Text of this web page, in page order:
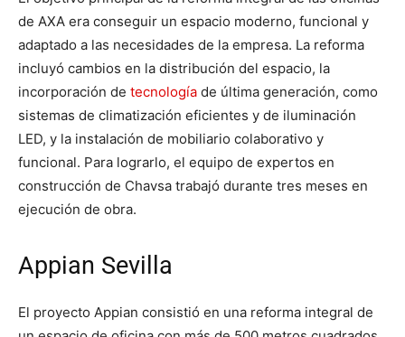
de AXA era conseguir un espacio moderno, funcional y
adaptado a las necesidades de la empresa. La reforma
incluyó cambios en la distribución del espacio, la
incorporación de tecnología de última generación, como
sistemas de climatización eficientes y de iluminación
LED, y la instalación de mobiliario colaborativo y
funcional. Para lograrlo, el equipo de expertos en
construcción de Chavsa trabajó durante tres meses en
ejecución de obra.
Appian Sevilla
El proyecto Appian consistió en una reforma integral de